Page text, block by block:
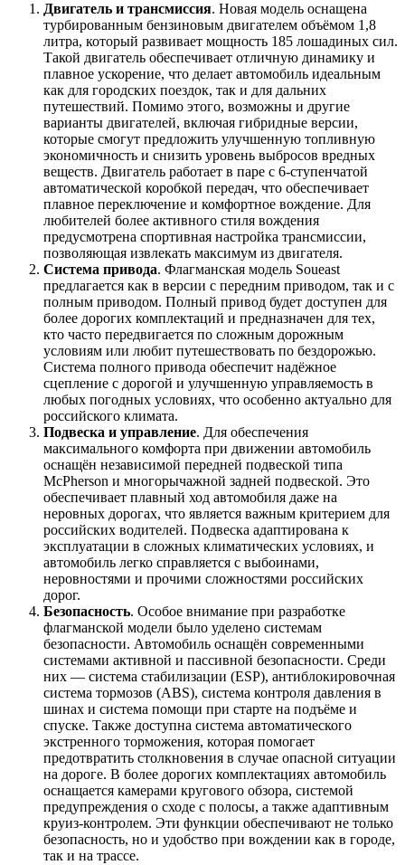
Двигатель и трансмиссия. Новая модель оснащена
турбированным бензиновым двигателем объёмом 1,8
литра, который развивает мощность 185 лошадиных сил.
Такой двигатель обеспечивает отличную динамику и
плавное ускорение, что делает автомобиль идеальным
как для городских поездок, так и для дальних
путешествий. Помимо этого, возможны и другие
варианты двигателей, включая гибридные версии,
которые смогут предложить улучшенную топливную
экономичность и снизить уровень выбросов вредных
веществ. Двигатель работает в паре с 6-ступенчатой
автоматической коробкой передач, что обеспечивает
плавное переключение и комфортное вождение. Для
любителей более активного стиля вождения
предусмотрена спортивная настройка трансмиссии,
позволяющая извлекать максимум из двигателя.
Система привода. Флагманская модель Soueast
предлагается как в версии с передним приводом, так и с
полным приводом. Полный привод будет доступен для
более дорогих комплектаций и предназначен для тех,
кто часто передвигается по сложным дорожным
условиям или любит путешествовать по бездорожью.
Система полного привода обеспечит надёжное
сцепление с дорогой и улучшенную управляемость в
любых погодных условиях, что особенно актуально для
российского климата.
Подвеска и управление. Для обеспечения
максимального комфорта при движении автомобиль
оснащён независимой передней подвеской типа
McPherson и многорычажной задней подвеской. Это
обеспечивает плавный ход автомобиля даже на
неровных дорогах, что является важным критерием для
российских водителей. Подвеска адаптирована к
эксплуатации в сложных климатических условиях, и
автомобиль легко справляется с выбоинами,
неровностями и прочими сложностями российских
дорог.
Безопасность. Особое внимание при разработке
флагманской модели было уделено системам
безопасности. Автомобиль оснащён современными
системами активной и пассивной безопасности. Среди
них — система стабилизации (ESP), антиблокировочная
система тормозов (ABS), система контроля давления в
шинах и система помощи при старте на подъёме и
спуске. Также доступна система автоматического
экстренного торможения, которая помогает
предотвратить столкновения в случае опасной ситуации
на дороге. В более дорогих комплектациях автомобиль
оснащается камерами кругового обзора, системой
предупреждения о сходе с полосы, а также адаптивным
круиз-контролем. Эти функции обеспечивают не только
безопасность, но и удобство при вождении как в городе,
так и на трассе.